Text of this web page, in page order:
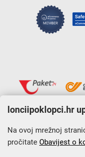
Krajnji primatelj
lonciipoklopci.hr
Na ovoj mrežnoj
pročitate Obavijest o